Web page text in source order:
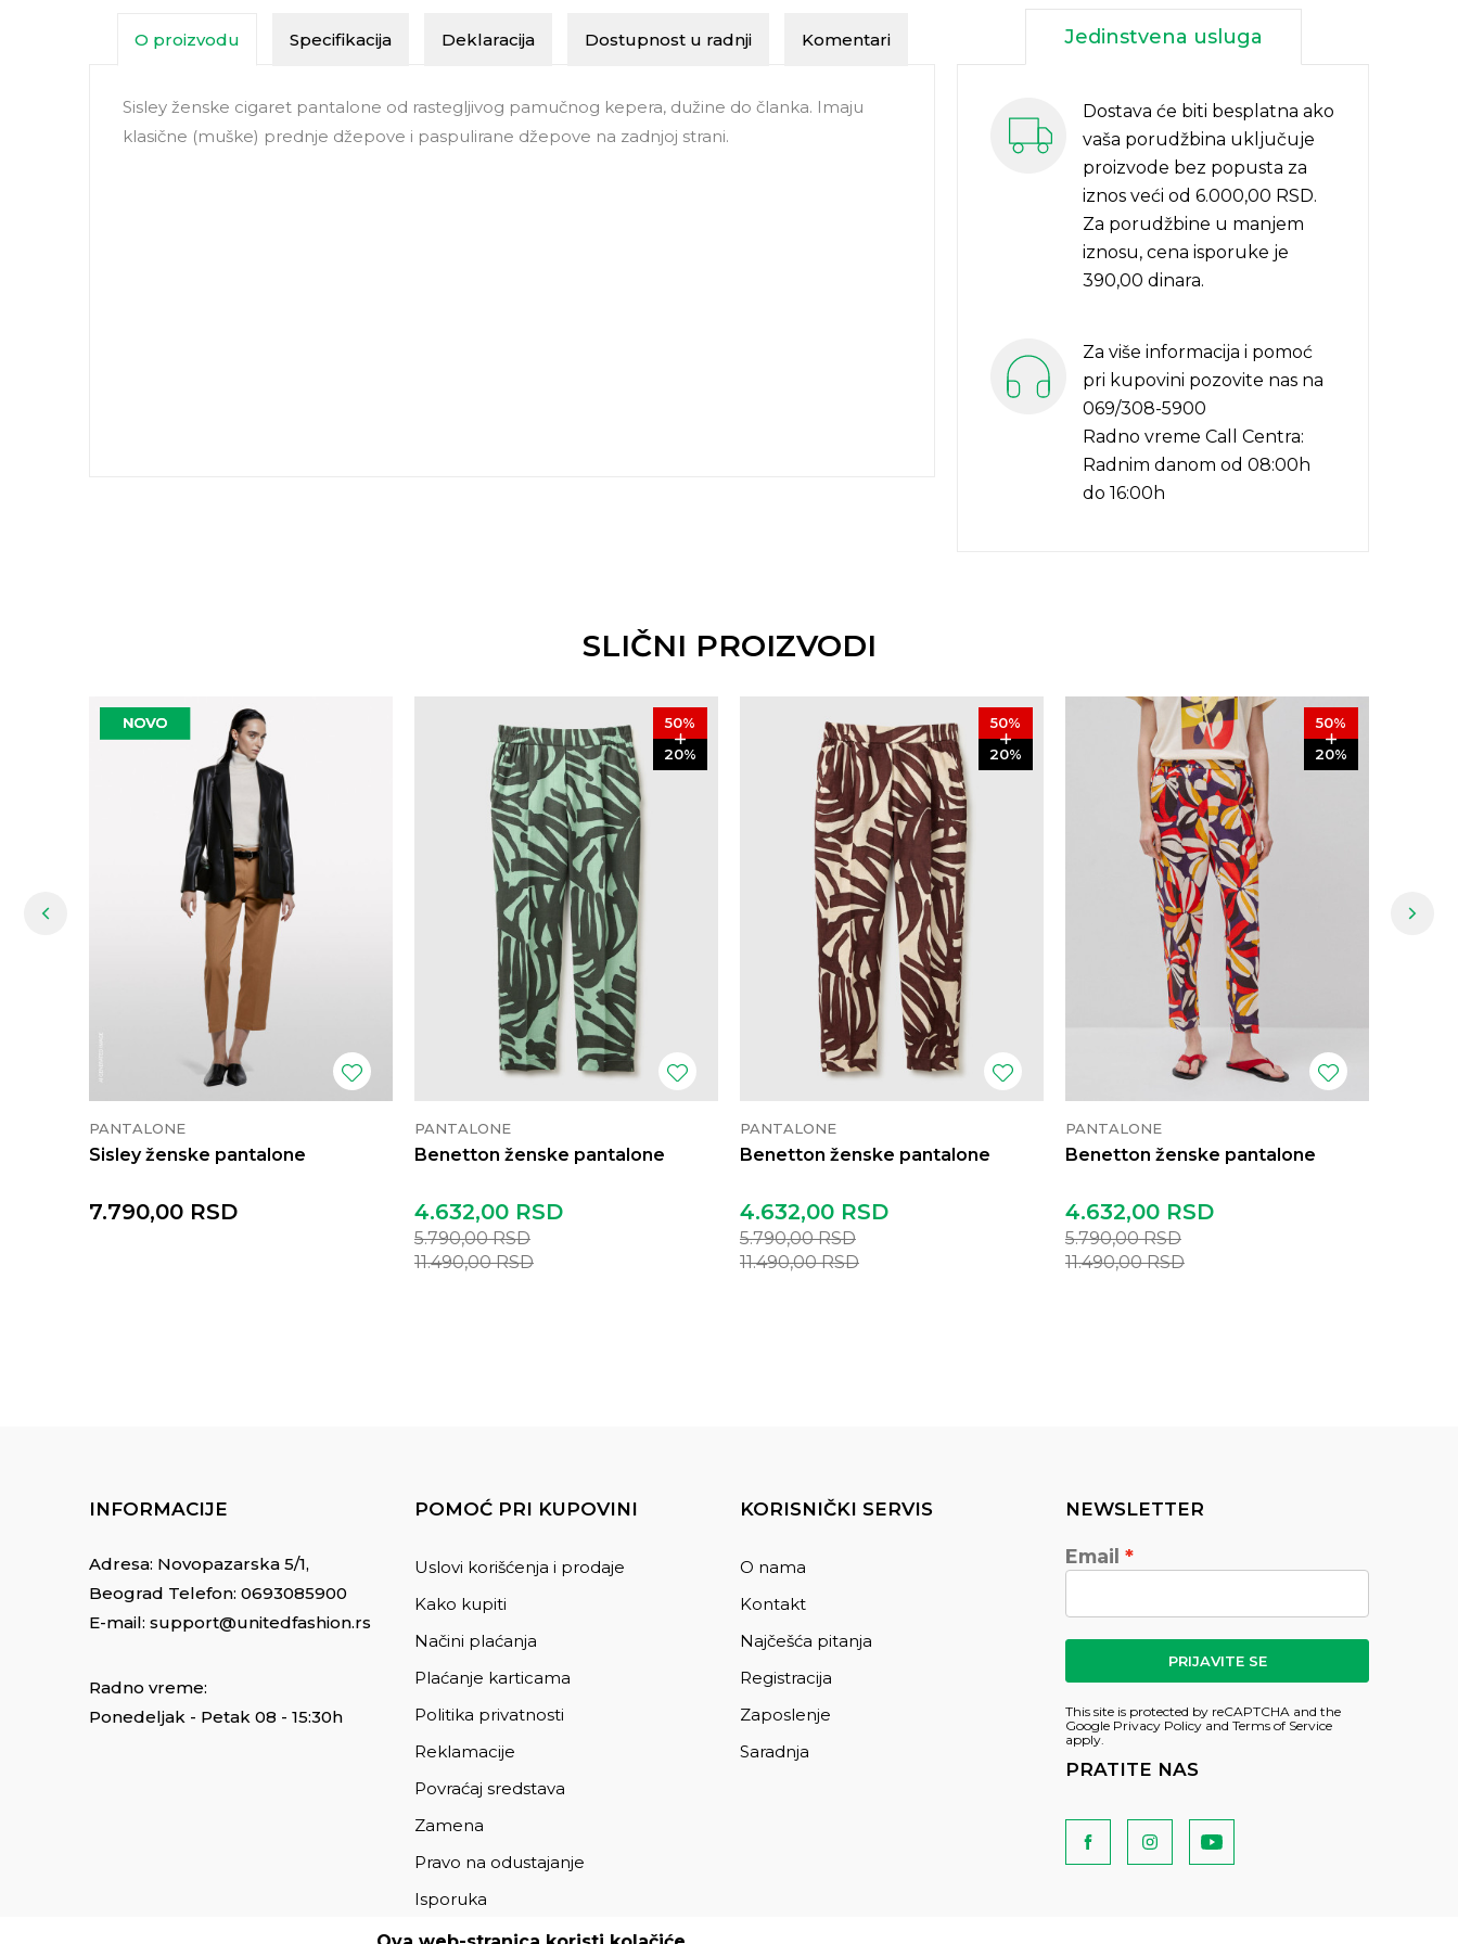
O proizvodu Specifikacija Deklaracija Dostupnost u radnji Komentari
Sisley ženske cigaret pantalone od rastegljivog pamučnog kepera, dužine do članka. Imaju
klasične (muške) prednje džepove i paspulirane džepove na zadnjoj strani.
Jedinstvena usluga
Dostava će biti besplatna ako
vaša porudžbina uključuje
proizvode bez popusta za
iznos veći od 6.000,00 RSD.
Za porudžbine u manjem
iznosu, cena isporuke je
390,00 dinara.
Za više informacija i pomoć
pri kupovini pozovite nas na
069/308-5900
Radno vreme Call Centra:
Radnim danom od 08:00h
do 16:00h
SLIČNI PROIZVODI
PANTALONE
Sisley ženske pantalone
7.790,00 RSD
50%
20%
PANTALONE
Benetton ženske pantalone
4.632,00 RSD
5.790,00RSD
11.490,00RSD
50%
20%
PANTALONE
Benetton ženske pantalone
4.632,00 RSD
5.790,00RSD
11.490,00RSD
50%
20%
PANTALONE
Benetton ženske pantalone
4.632,00 RSD
5.790,00RSD
11.490,00RSD
INFORMACIJE
Adresa: Novopazarska 5/1,
Beograd Telefon: 0693085900
E-mail: support@unitedfashion.rs
Radno vreme:
Ponedeljak - Petak 08 - 15:30h
POMOĆ PRI KUPOVINI
Uslovi korišćenja i prodaje
Kako kupiti
Načini plaćanja
Plaćanje karticama
Politika privatnosti
Reklamacije
Povraćaj sredstava
Zamena
Pravo na odustajanje
Isporuka
KORISNIČKI SERVIS
O nama
Kontakt
Najčešća pitanja
Registracija
Zaposlenje
Saradnja
NEWSLETTER
Email
PRIJAVITE SE
This site is protected by reCAPTCHA and the
Google Privacy Policy and Terms of Service
apply.
PRATITE NAS